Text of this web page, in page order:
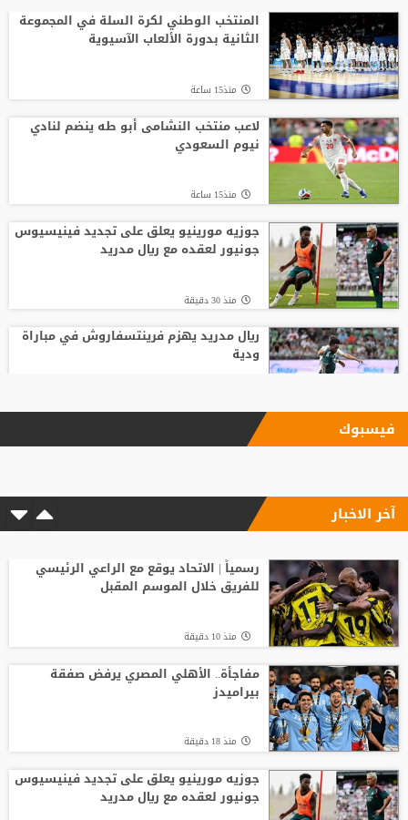
المنتخب الوطني لكرة السلة في المجموعة
الثانية بدورة الألعاب الآسيوية
منذ15 ساعة
لاعب منتخب النشامى أبو طه ينضم لنادي
نيوم السعودي
منذ15 ساعة
جوزيه مورينيو يعلق على تجديد فينيسيوس
جونيور لعقده مع ريال مدريد
منذ 30 دقيقة
ريال مدريد يهزم فرينتسفاروش في مباراة
ودية
"اليويفا" يؤكد دفع مستحقات نهاية الخدمة
مبكرًا برسالة نارية
انطلاق منافسات بطولة الحسن الدولية
العاشرة للتايكواندو
افتتاح دورة "سبارتاكياد شعوب روسيا" 2026
في يكاترينبورغ
فيسبوك
آخر الاخبار
رسمياً | الاتحاد يوقع مع الراعي الرئيسي
للفريق خلال الموسم المقبل
منذ 10 دقيقة
مفاجأة.. الأهلي المصري يرفض صفقة
بيراميدز
منذ 18 دقيقة
جوزيه مورينيو يعلق على تجديد فينيسيوس
جونيور لعقده مع ريال مدريد